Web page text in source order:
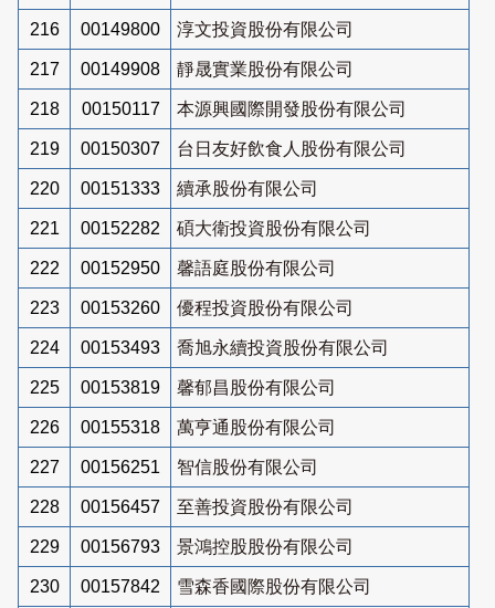
216 00149800 淳文投資股份有限公司
217 00149908 靜晟實業股份有限公司
218 00150117 本源興國際開發股份有限公司
219 00150307 台日友好飲食人股份有限公司
220 00151333 續承股份有限公司
221 00152282 碩大衛投資股份有限公司
222 00152950 馨語庭股份有限公司
223 00153260 優程投資股份有限公司
224 00153493 喬旭永續投資股份有限公司
225 00153819 馨郁昌股份有限公司
226 00155318 萬亨通股份有限公司
227 00156251 智信股份有限公司
228 00156457 至善投資股份有限公司
229 00156793 景鴻控股股份有限公司
230 00157842 雪森香國際股份有限公司